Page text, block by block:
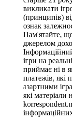
викликати
(принципів)
ознак
Пам'ятайте,
джерелом
ігри на
приймає ні в
платежів, які
азартними
які матеріали